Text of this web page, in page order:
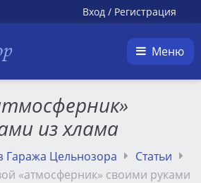
Вход / Регистрация
Меню
из хлама
Гаража Цельнозора
Статьи
«атмосферник» своими руками